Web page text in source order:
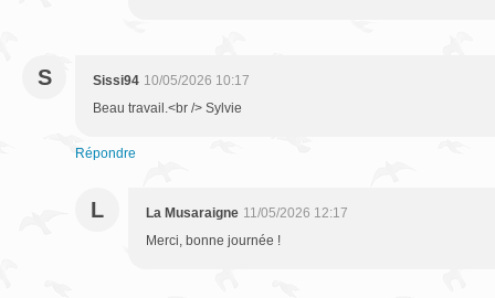
S Sissi94 10/05/2026 10:17
Beau travail.<br /> Sylvie
Répondre
L La Musaraigne 11/05/2026 12:17
Merci, bonne journée !